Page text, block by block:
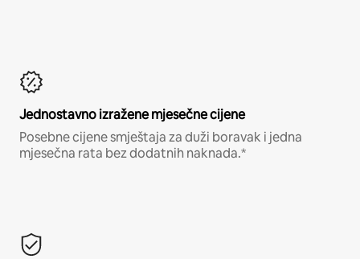
Jednostavno izražene mjesečne cijene
Posebne cijene smještaja za duži boravak i jedna
mjesečna rata bez dodatnih naknada.*